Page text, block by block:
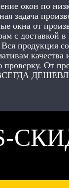
окон по
задача
окна от
с доставкой в
продукция
качества
проверку. От